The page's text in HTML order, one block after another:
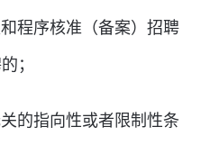
程序核准（备案）招聘
；
的指向性或者限制性条